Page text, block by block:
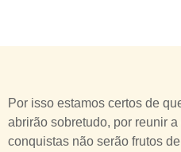
Por isso estamos certos de
abrirão sobretudo, por reunir
conquistas não serão frutos